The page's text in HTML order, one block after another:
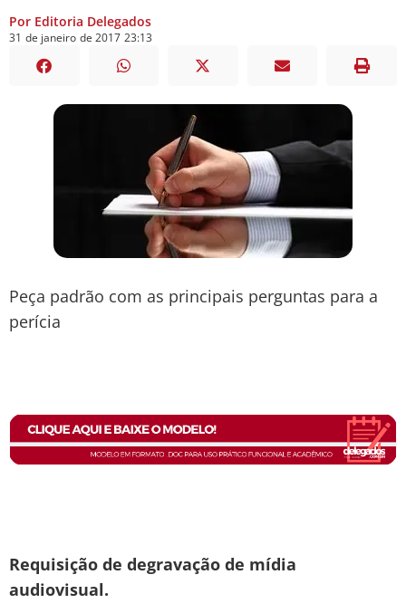
Por Editoria Delegados
31 de janeiro de 2017 23:13
Peça padrão com as principais perguntas para a
perícia
Requisição de degravação de mídia
audiovisual.